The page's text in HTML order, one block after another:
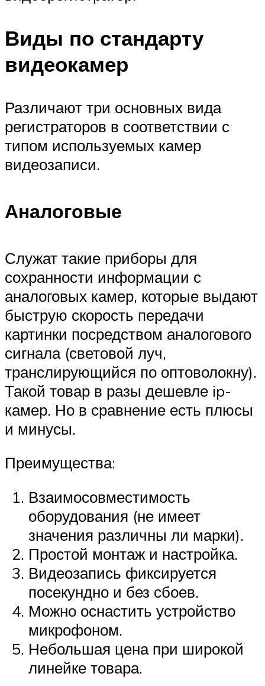
Виды по стандарту
видеокамер
Различают три основных вида
регистраторов в соответствии с
типом используемых камер
видеозаписи.
Аналоговые
Служат такие приборы для
сохранности информации с
аналоговых камер, которые выдают
быструю скорость передачи
картинки посредством аналогового
сигнала (световой луч,
транслирующийся по оптоволокну).
Такой товар в разы дешевле ip-
камер. Но в сравнение есть плюсы
и минусы.
Преимущества:
Взаимосовместимость
оборудования (не имеет
значения различны ли марки).
Простой монтаж и настройка.
Видеозапись фиксируется
посекундно и без сбоев.
Можно оснастить устройство
микрофоном.
Небольшая цена при широкой
линейке товара.